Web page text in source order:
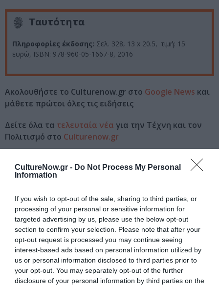
CultureNow.gr - Do Not Process My Personal
Information
If you wish to opt-out of the sale, sharing to third parties, or
processing of your personal or sensitive information for
targeted advertising by us, please use the below opt-out
section to confirm your selection. Please note that after your
opt-out request is processed you may continue seeing
interest-based ads based on personal information utilized by
us or personal information disclosed to third parties prior to
your opt-out. You may separately opt-out of the further
disclosure of your personal information by third parties on the
Ταυτότητα
Πληροφορίες έκδοσης: Σελ. 328, 13 x 20.5, τιμή: 15
ευρώ, ISBN: 978-960-05-1667-8, 2016
Ακολουθήστε το Culturenow.gr στο Google News και
μάθετε πρώτοι όλες τις ειδήσεις
Δείτε όλα τα τελευταία νέα για την Τέχνη και τον
Πολιτισμό στο Culturenow.gr
Νέοι Διαγωνισμοί ❯
ΕΚΔΟΣΕΙΣ ΕΣΤΙΑ
Newsletter
Κάθε βδομάδα στο e-mail σας τα τελευταία νέα για
την Τέχνη και τον Πολιτισμό!